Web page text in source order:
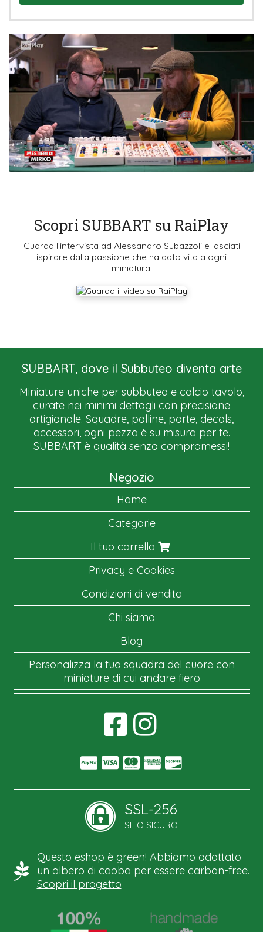
Scopri SUBBART su RaiPlay
Guarda l’intervista ad Alessandro Subazzoli e lasciati
ispirare dalla passione che ha dato vita a ogni
miniatura.
SUBBART, dove il Subbuteo diventa arte
Miniature uniche per subbuteo e calcio tavolo,
curate nei minimi dettagli con precisione
artigianale. Squadre, palline, porte, decals,
accessori, ogni pezzo è su misura per te.
SUBBART è qualità senza compromessi!
Negozio
Home
Categorie
Il tuo carrello
Privacy e Cookies
Condizioni di vendita
Chi siamo
Blog
Personalizza la tua squadra del cuore con
miniature di cui andare fiero
SSL-256
SITO SICURO
Questo eshop è green! Abbiamo adottato
un albero di caoba per essere carbon-free.
Scopri il progetto